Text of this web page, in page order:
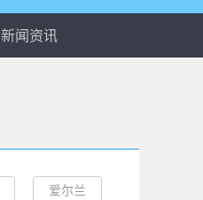
新闻资讯
爱尔兰